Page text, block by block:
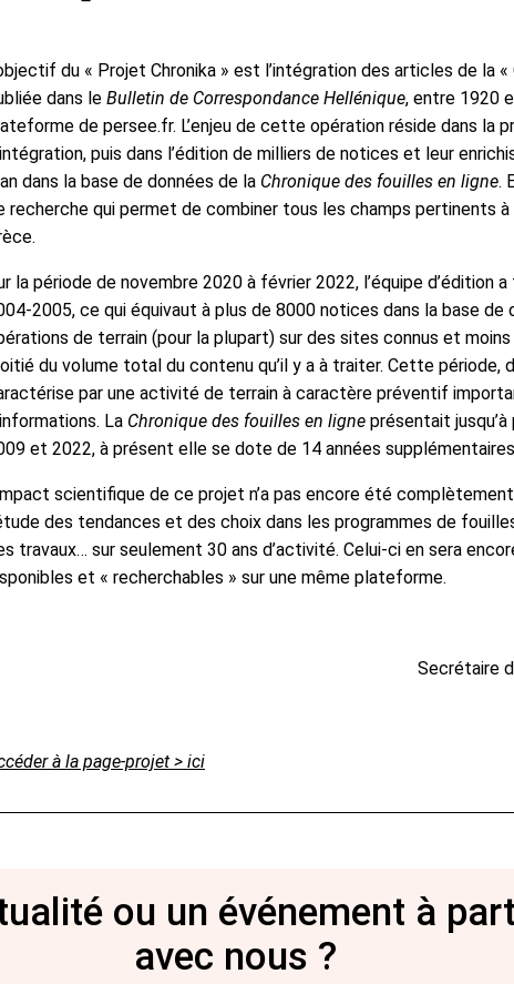
du « Projet Chronika » est l’intégration des articles de la
dans le Bulletin de Correspondance Hellénique, entre 1920
de persee.fr. L’enjeu de cette opération réside dans la
puis dans l’édition de milliers de notices et leur
dans la base de données de la Chronique des fouilles en ligne.
recherche qui permet de combiner tous les champs pertinents
la période de novembre 2020 à février 2022, l’équipe
2005, ce qui équivaut à plus de 8000 notices dans la base
de terrain (pour la plupart) sur des sites connus et
du volume total du contenu qu’il y a à traiter. Cette période,
par une activité de terrain à caractère préventif
La Chronique des fouilles en ligne présentait
et 2022, à présent elle se dote de 14 années
scientifique de ce projet n’a pas encore été
des tendances et des choix dans les programmes de
travaux… sur seulement 30 ans d’activité. Celui-ci en sera
et « recherchables » sur une même plateforme.
Secrétaire
à la page-projet > ici
ou un événement à
avec nous ?